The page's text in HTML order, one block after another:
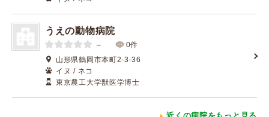
うえの動物病院
－
0件
山形県鶴岡市本町2-3-36
イヌ / ネコ
東京農工大学獣医学博士